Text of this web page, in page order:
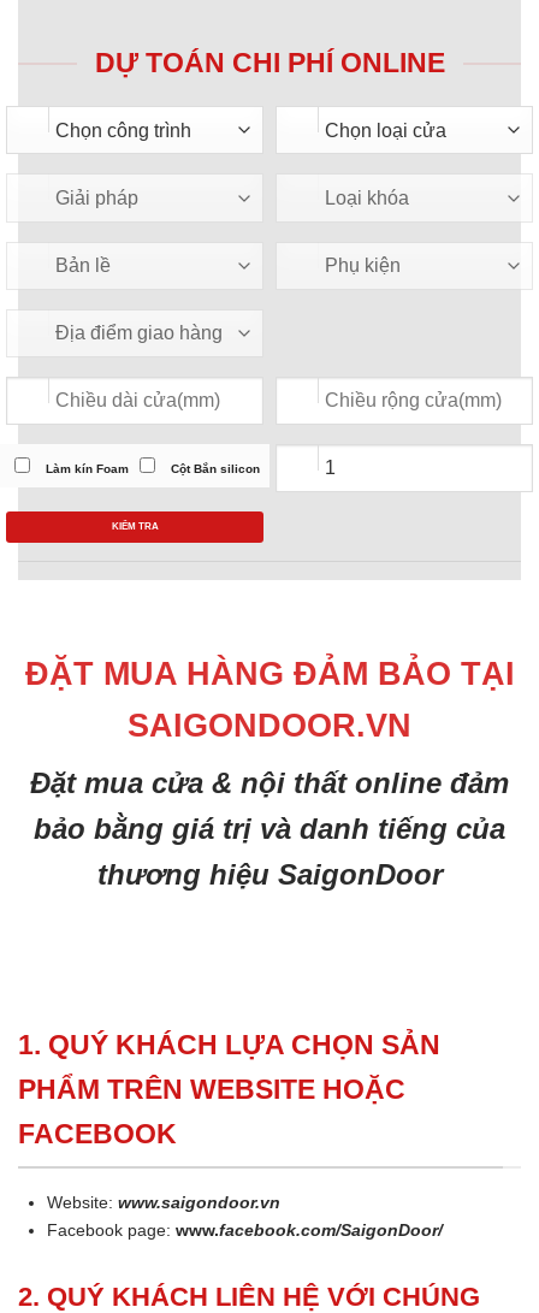
DỰ TOÁN CHI PHÍ ONLINE
Làm kín Foam Cột Bắn silicon
KIỂM TRA
ĐẶT MUA HÀNG ĐẢM BẢO TẠI
SAIGONDOOR.VN
Đặt mua cửa & nội thất online đảm
bảo bằng giá trị và danh tiếng của
thương hiệu SaigonDoor
1. QUÝ KHÁCH LỰA CHỌN SẢN
PHẨM TRÊN WEBSITE HOẶC
FACEBOOK
Website:www.saigondoor.vn
Facebook page:www.facebook.com/SaigonDoor/
2. QUÝ KHÁCH LIÊN HỆ VỚI CHÚNG